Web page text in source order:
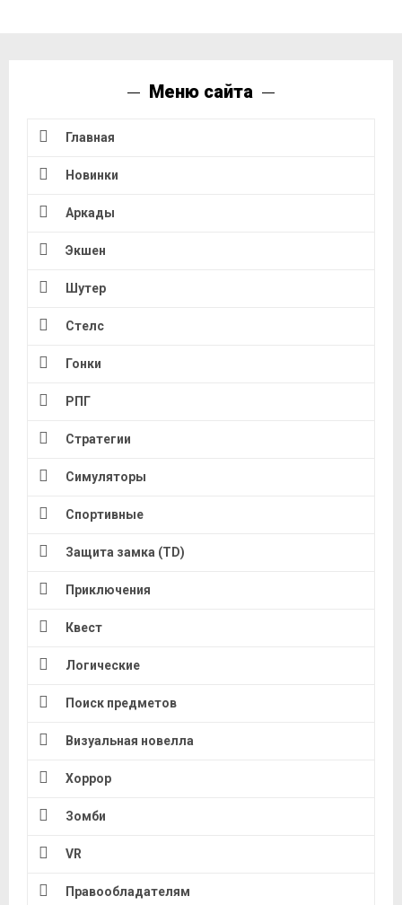
Меню сайта
Главная
Новинки
Аркады
Экшен
Шутер
Стелс
Гонки
РПГ
Стратегии
Симуляторы
Спортивные
Защита замка (TD)
Приключения
Квест
Логические
Поиск предметов
Визуальная новелла
Хоррор
Зомби
VR
Правообладателям